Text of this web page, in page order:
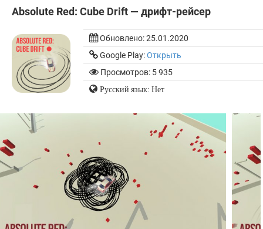
Absolute Red: Cube Drift — дрифт-рейсер
Обновлено:25.01.2020
Google Play:Открыть
Просмотров: 5 935
Русский язык: Нет